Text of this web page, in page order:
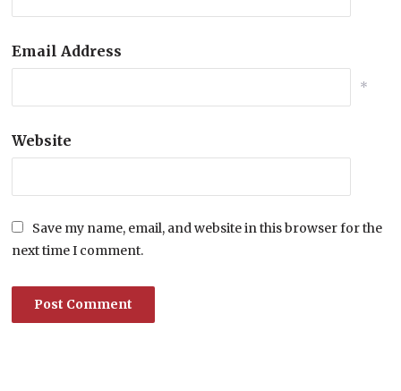
Email Address
*
Website
Save my name, email, and website in this browser for the
next time I comment.